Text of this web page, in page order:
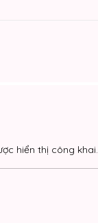
hiển thị công khai.